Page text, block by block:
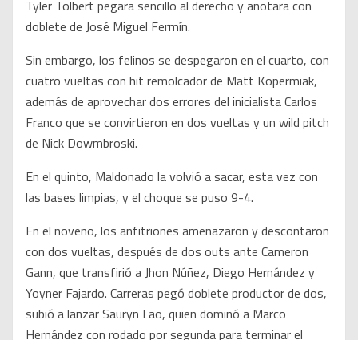
Tyler Tolbert pegara sencillo al derecho y anotara con
doblete de José Miguel Fermín.
Sin embargo, los felinos se despegaron en el cuarto, con
cuatro vueltas con hit remolcador de Matt Kopermiak,
además de aprovechar dos errores del inicialista Carlos
Franco que se convirtieron en dos vueltas y un wild pitch
de Nick Dowmbroski.
En el quinto, Maldonado la volvió a sacar, esta vez con
las bases limpias, y el choque se puso 9-4.
En el noveno, los anfitriones amenazaron y descontaron
con dos vueltas, después de dos outs ante Cameron
Gann, que transfirió a Jhon Núñez, Diego Hernández y
Yoyner Fajardo. Carreras pegó doblete productor de dos,
subió a lanzar Sauryn Lao, quien dominó a Marco
Hernández con rodado por segunda para terminar el